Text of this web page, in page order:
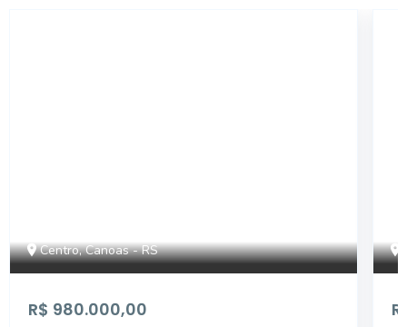
Centro, Canoas - RS
R$ 980.000,00